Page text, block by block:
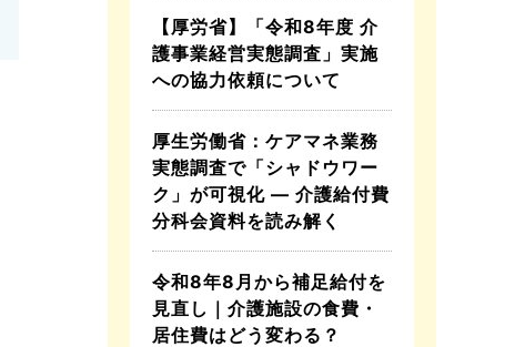
【厚労省】「令和8年度 介
護事業経営実態調査」実施
への協力依頼について
厚生労働省：ケアマネ業務
実態調査で「シャドウワー
ク」が可視化 ― 介護給付費
分科会資料を読み解く
令和8年8月から補足給付を
見直し｜介護施設の食費・
居住費はどう変わる？